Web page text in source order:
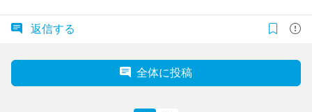
返信する
全体に投稿